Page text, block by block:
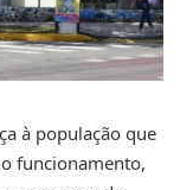
à população que
funcionamento,